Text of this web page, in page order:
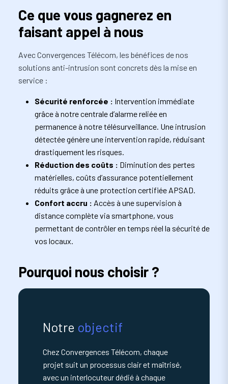
Ce que vous gagnerez en
faisant appel à nous
Avec Convergences Télécom, les bénéfices de nos
solutions anti-intrusion sont concrets dès la mise en
service :
Sécurité renforcée : Intervention immédiate
grâce à notre centrale d’alarme reliée en
permanence à notre télésurveillance. Une intrusion
détectée génère une intervention rapide, réduisant
drastiquement les risques.
Réduction des coûts : Diminution des pertes
matérielles, coûts d’assurance potentiellement
réduits grâce à une protection certifiée APSAD.
Confort accru : Accès à une supervision à
distance complète via smartphone, vous
permettant de contrôler en temps réel la sécurité de
vos locaux.
Pourquoi nous choisir ?
Notre objectif
Chez Convergences Télécom, chaque
projet suit un processus clair et maîtrisé,
avec un interlocuteur dédié à chaque